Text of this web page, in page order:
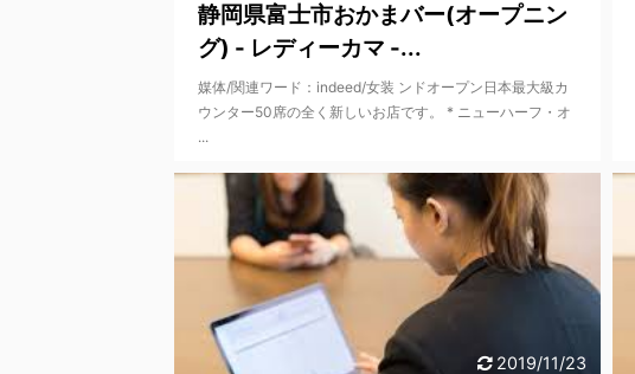
静岡県富士市おかまバー(オープニン
グ) - レディーカマ -...
媒体/関連ワード：indeed/女装 ンドオープン日本最大級カ
ウンター50席の全く新しいお店です。 * ニューハーフ・オ
...
2019/11/23